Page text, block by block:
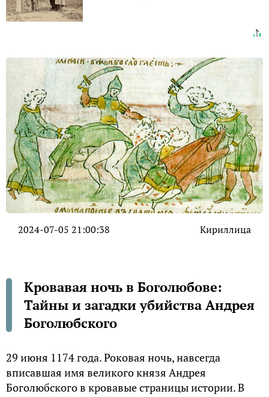
2024-07-05 21:00:38 Кириллица
Кровавая ночь в Боголюбове:
Тайны и загадки убийства Андрея
Боголюбского
29 июня 1174 года. Роковая ночь, навсегда
вписавшая имя великого князя Андрея
Боголюбского в кровавые страницы истории. В